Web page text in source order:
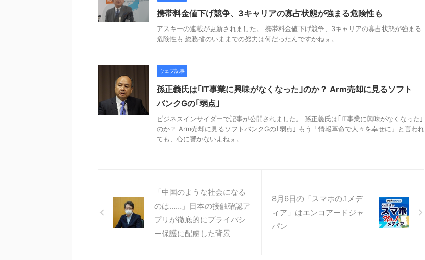
携帯料金値下げ競争、3キャリアの寡占状態が強まる危険性も
アスキーの連載が更新されました。 携帯料金値下げ競争、3キャリアの寡占状態が強まる
危険性も 総務省のいままでの努力は何だったんですかねぇ。
ウェブ記事
孫正義氏は｢IT事業に興味がなくなった｣のか？ Arm売却に見るソフト
バンクGの｢弱点｣
ビジネスインサイダーで記事が公開されました。 孫正義氏は｢IT事業に興味がなくなった｣
のか？ Arm売却に見るソフトバンクGの｢弱点｣ もう「情報革命で人々を幸せに」と言われ
ても、心に響かないよねぇ。
「中国のような社会になる
のは……」日本の接触確認ア
プリが徹底的にプライバシ
ー保護に配慮した背景
8月6日の「スマホの.1メデ
ィア」はエンコアードジャ
パン